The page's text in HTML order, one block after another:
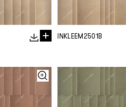
INKLEEM2501B